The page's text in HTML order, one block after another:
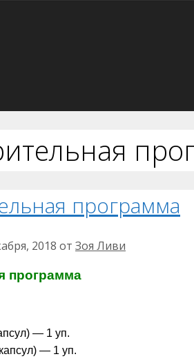
программа
2018 от Зоя Ливи
программа
— 1 уп.
— 1 уп.